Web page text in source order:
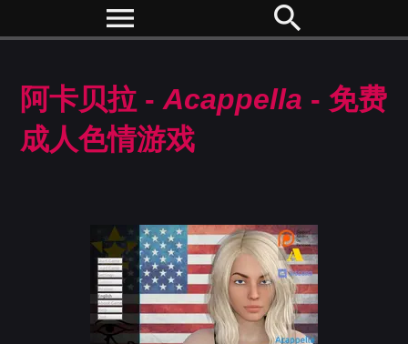
menu search
阿卡贝拉 -Acappella - 免费
成人色情游戏